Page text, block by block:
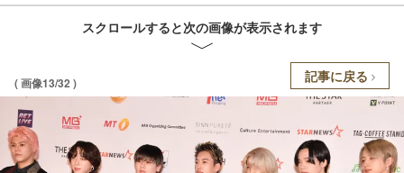
スクロールすると次の画像が表示されます
( 画像13/32 ) 記事に戻る